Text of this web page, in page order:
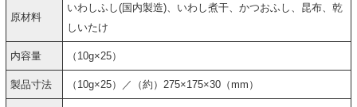
原材料
いわしふし(国内製造)、いわし煮干、かつおふし、昆布、乾
しいたけ
内容量 （10g×25）
製品寸法 （10g×25）／（約）275×175×30（mm）